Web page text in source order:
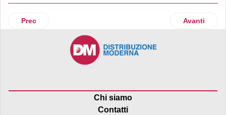
Articolo precedente: Illycaffè sostiene l’associazione no
Prec Articolo
Avanti
Chi siamo
Contatti